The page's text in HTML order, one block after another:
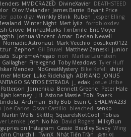
MMDCRAZED DivineXavier DEATHSTEED
Olov Melander James Barrie Bryant Price
pato dlgv Wrinkly Blink Ruben
Jesper Elling
Winter Night Mert İyiiz forrobloxdev
Grove MinhazMurks Fxntxnile Eric Moyer
Joshua Vincent Amar Declan Newell
Nomadic Astronaut Mark Vecchio dosuken0122
Zephon Gil Bruvel Matthew Zaneski junior
SupremeAhegao nori
Marlise Launstein
Gallagher Firelegend Toby Meadows Tyler Huff
Mendez NoGreatMystery Bike Kefeli shiipi
Meltser Luke Ridehalgh ADRIANO JONUS
SANTOS ESTRADA j_ edak Josue Uribe
Jomenikia Bennett Greene Peter Hale
kenney J H Astone Massie Tobi Staerk
Archman Billy Bob Evan C SHALIWA233
Joe Carlos Oscar Castillo bleached senko
Martin Wells Skittlq SquareIsNotCool Tobias
Lemke Josh No No David Rogers MilkyBun
gupries on Instagram Cassie Bradley Savoy Wing
John Churchill TwinX Nhật Tiến Trần
승하 이